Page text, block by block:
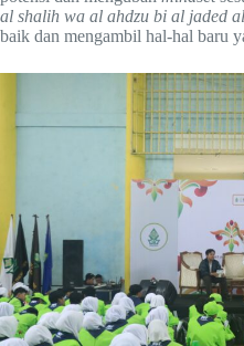
al shalih wa al ahdzu bi al jaded
baik dan mengambil hal-hal baru